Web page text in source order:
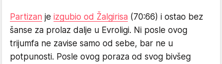
Partizan je izgubio od Žalgirisa (70:66) i ostao bez
šanse za prolaz dalje u Evroligi. Ni posle ovog
trijumfa ne zavise samo od sebe, bar ne u
potpunosti. Posle ovog poraza od svog bivšeg